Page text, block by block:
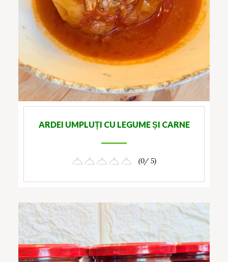
ARDEI UMPLUȚI CU LEGUME ȘI CARNE
(0/ 5)